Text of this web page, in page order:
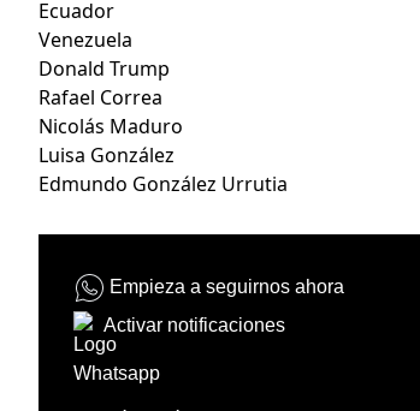
Ecuador
Venezuela
Donald Trump
Rafael Correa
Nicolás Maduro
Luisa González
Edmundo González Urrutia
Empieza a seguirnos ahora
Activar notificaciones